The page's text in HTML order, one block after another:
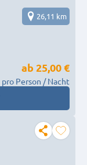
26,11 km
ab 25,00 €
pro Person / Nacht